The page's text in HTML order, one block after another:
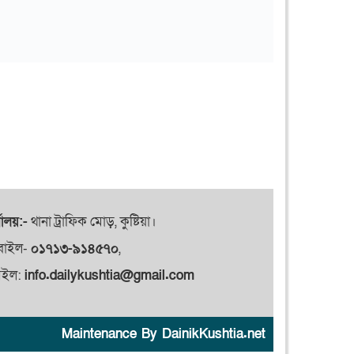
থানা ট্রাফিক মোড়, কুষ্টিয়া।
০১৭১৩-৯১৪৫৭০,
info.dailykushtia@gmail.com
Maintenance By DainikKushtia.net